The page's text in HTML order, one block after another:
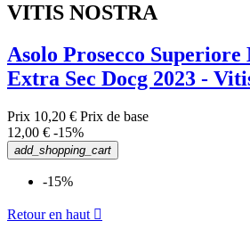
VITIS NOSTRA
Asolo Prosecco
Extra Sec Docg 2023 -
Prix 10,20 € Prix de base
12,00 € -15%
add_shopping_cart
-15%
Retour en haut 